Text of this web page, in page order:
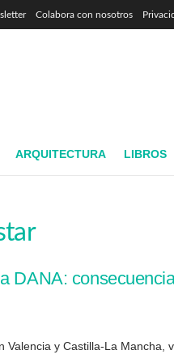
Colabora con nosotros
ARQUITECTURA LIBROS
DANA:
y Castilla-La Mancha,